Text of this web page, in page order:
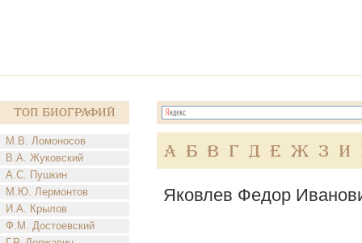
Топ Биографий
М.В. Ломоносов
В.А. Жуковский
А.С. Пушкин
М.Ю. Лермонтов
И.А. Крылов
Ф.М. Достоевский
А Б В Г Д Е Ж З И
Яковлев Федор